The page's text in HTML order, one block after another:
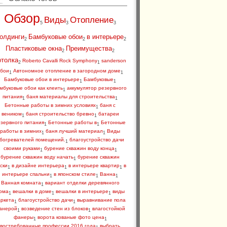
Обзор5 Виды3 Отопление3
2 Бамбуковые обои2 в интерьере2
Пластиковые окна2 Преимущества2
2 Roberto Cavalli Rock Symphony1 sanderson
1 Автономное отопление в загородном доме 1
Бамбуковые обои в интерьере 1 Бамбуковые 1
обои как клеить1 аккумулятор резервного
питания1 баня материалы для строительства 1
Бетонные работы в зимних условиях1 баня с
веником1 баня строительство бревно1 батареи
питания1 Бетонные работы в1 Бетонные
работы в зимних1 баня лучший материал1 Виды
помещений. 1 благоустройство дачи
своими руками 1 бурение скважин воду конца1
бурение скважин воду начать1 бурение скважин
1 в дизайне интерьера1 в интерьере квартир1 в
интерьере спальни 1 в японском стиле 1 Ванна 1
Ванная комната1 вариант отделки деревянного
1 вешалки в доме 1 вешалки в интерьере 1 виды
1 благоустройство дачи 1 выравнивание пола
1 возведение стен из блоков1 влагостойкой
фанеры1 ворота кованые фото цена1
востребованные профессии 2016 года выбрать